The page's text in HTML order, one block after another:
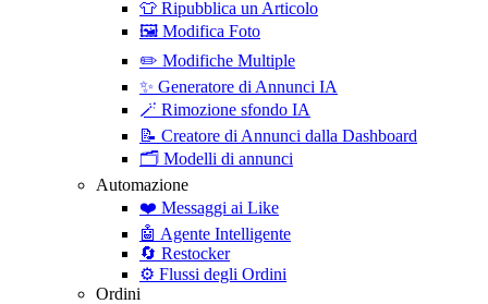
👕 Ripubblica un Articolo
🖼️ Modifica Foto
✏️ Modifiche Multiple
✨ Generatore di Annunci IA
🪄 Rimozione sfondo IA
📝 Creatore di Annunci dalla Dashboard
🗂️ Modelli di annunci
Automazione
❤️ Messaggi ai Like
🤖 Agente Intelligente
🔄 Restocker
⚙️ Flussi degli Ordini
Ordini